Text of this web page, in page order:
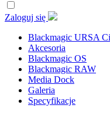
Zaloguj się
Blackmagic URSA
Akcesoria
Blackmagic OS
Blackmagic RAW
Media Dock
Galeria
Specyfikacje